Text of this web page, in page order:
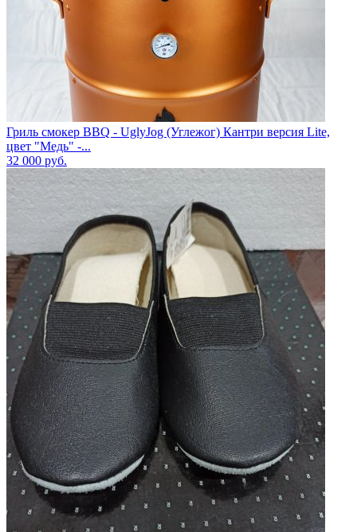
Гриль смокер BBQ - UglyJog (Углежог) Кантри версия Lite,
цвет "Медь" -...
32 000 руб.